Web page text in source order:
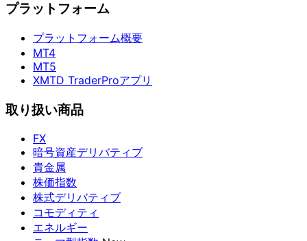
プラットフォーム
プラットフォーム概要
MT4
MT5
XMTD TraderProアプリ
取り扱い商品
FX
暗号資産デリバティブ
貴金属
株価指数
株式デリバティブ
コモディティ
エネルギー